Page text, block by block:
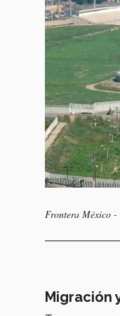
Frontera México -
Migración